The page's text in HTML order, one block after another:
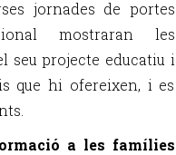
jornades de portes
mostraran les
seu projecte educatiu i
que hi ofereixen, i es
a les famílies